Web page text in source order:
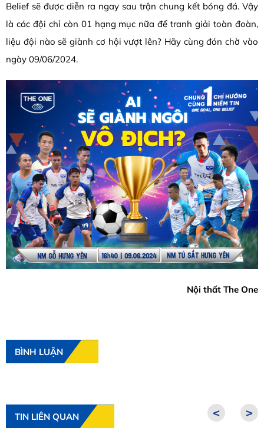
Belief sẽ được diễn ra ngay sau trận chung kết bóng đá. Vậy
là các đội chỉ còn 01 hạng mục nữa để tranh giải toàn đoàn,
liệu đội nào sẽ giành cơ hội vượt lên? Hãy cùng đón chờ vào
ngày 09/06/2024.
Nội thất The One
BÌNH LUẬN
TIN LIÊN QUAN < >